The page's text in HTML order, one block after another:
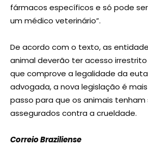
fármacos específicos e só pode
um médico veterinário”.
De acordo com o texto, as
animal deverão ter acesso
que comprove a legalidade da
advogada, a nova legislação é
passo para que os animais tenham
assegurados contra a crueldade.
Correio Braziliense